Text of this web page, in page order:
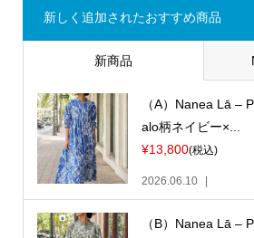
新しく追加されたおすすめ商品
新商品
（A）Nanea Lā –
alo柄ネイビー×...
¥13,800(税込)
2026.06.10
（B）Nanea Lā –